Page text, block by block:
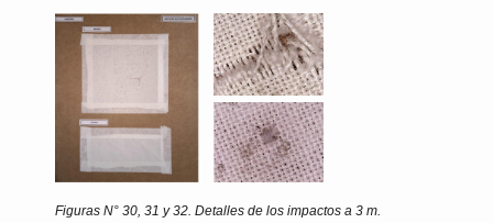
Figuras N° 30, 31 y 32. Detalles de los impactos a 3 m.